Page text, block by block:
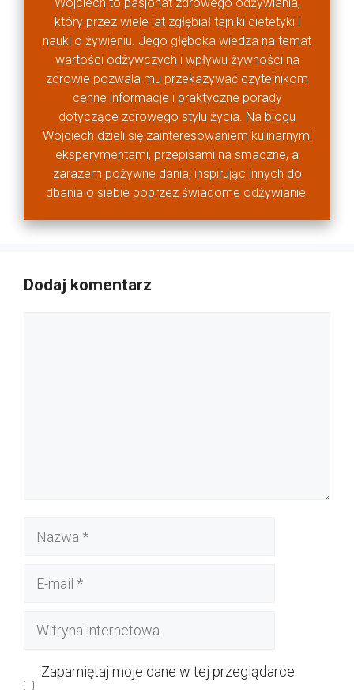
który przez wiele lat zgłębiał tajniki dietetyki i
nauki o żywieniu. Jego głęboka wiedza na temat
wartości odżywczych i wpływu żywności na
zdrowie pozwala mu przekazywać czytelnikom
cenne informacje i praktyczne porady
dotyczące zdrowego stylu życia. Na blogu
Wojciech dzieli się zainteresowaniem kulinarnymi
eksperymentami, przepisami na smaczne, a
zarazem pożywne dania, inspirując innych do
dbania o siebie poprzez świadome odżywianie.
Dodaj komentarz
Nazwa
Witryna
Zapamiętaj moje dane w tej przeglądarce